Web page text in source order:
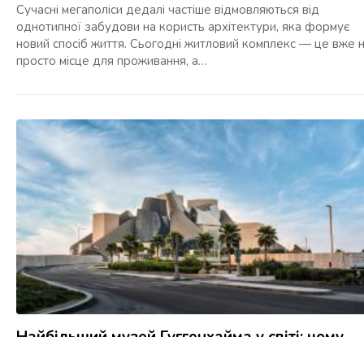
Сучасні мегаполіси дедалі частіше відмовляються від
однотипної забудови на користь архітектури, яка формує
новий спосіб життя. Сьогодні житловий комплекс — це вже
просто місце для проживання, а…